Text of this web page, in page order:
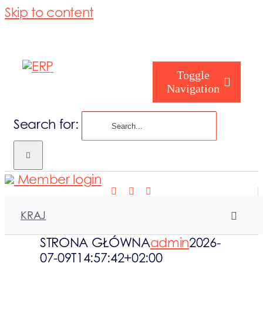
Skip to content
Toggle
Navigation
Kim jesteśmy
Search for:
KRAJ
Member login
STRONA GŁÓWNAadmin2026-
07-09T14:57:42+02:00